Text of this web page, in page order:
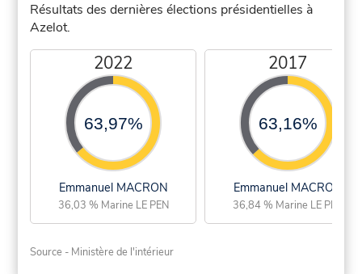
Résultats des dernières élections présidentielles à
Azelot.
2022
63,97%
Emmanuel MACRON
36,03 % Marine LE PEN
2017
63,16%
Emmanuel MACRON
36,84 % Marine LE PEN
Source - Ministère de l'intérieur